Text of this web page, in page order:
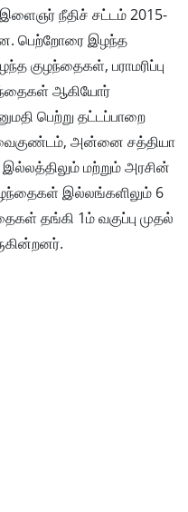
நீதிச் சட்டம் 2015-
பெற்றோரை இழந்த
குழந்தைகள், பராமரிப்பு
ஆகியோர்
பெற்று தட்டப்பாறை
அன்னை சத்தியா
இல்லத்திலும் மற்றும் அரசின்
இல்லங்களிலும் 6
தங்கி 1ம் வகுப்பு முதல்